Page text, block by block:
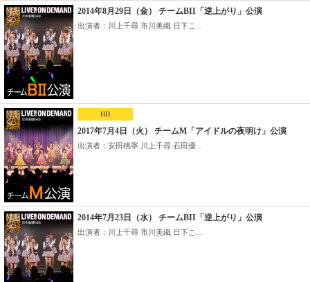
2014年8月29日（金） チームBII「逆上がり」公演
出演者：川上千尋 市川美織 日下こ...
HD
2017年7月4日（火） チームM「アイドルの夜明け」公演
出演者：安田桃寧 川上千尋 石田優...
2014年7月23日（水） チームBII「逆上がり」公演
出演者：川上千尋 市川美織 日下こ...